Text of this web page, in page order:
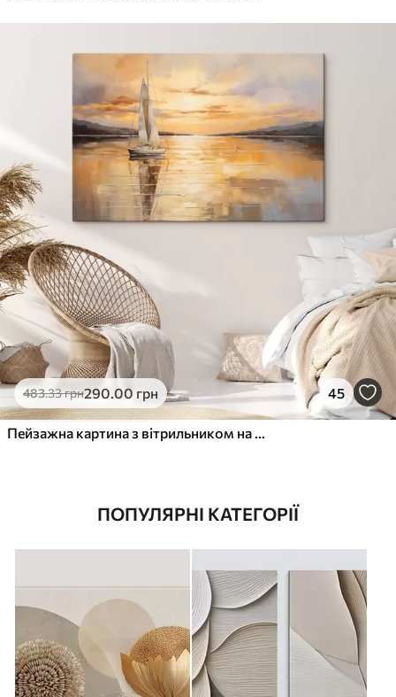
483.33грн290.00 грн 45
Пейзажна картина з вітрильником на тлі спокійного моря, помаранчево-жовтого неба, далеких гір
ПОПУЛЯРНІ КАТЕГОРІЇ